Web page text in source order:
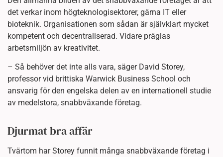
det verkar inom högteknologisektorer, gärna IT eller
bioteknik. Organisationen som sådan är självklart mycket
kompetent och decentraliserad. Vidare präglas
arbetsmiljön av kreativitet.
– Så behöver det inte alls vara, säger David Storey,
professor vid brittiska Warwick Business School och
ansvarig för den engelska delen av en internationell studie
av medelstora, snabbväxande företag.
Djurmat bra affär
Tvärtom har Storey funnit många snabbväxande företag i